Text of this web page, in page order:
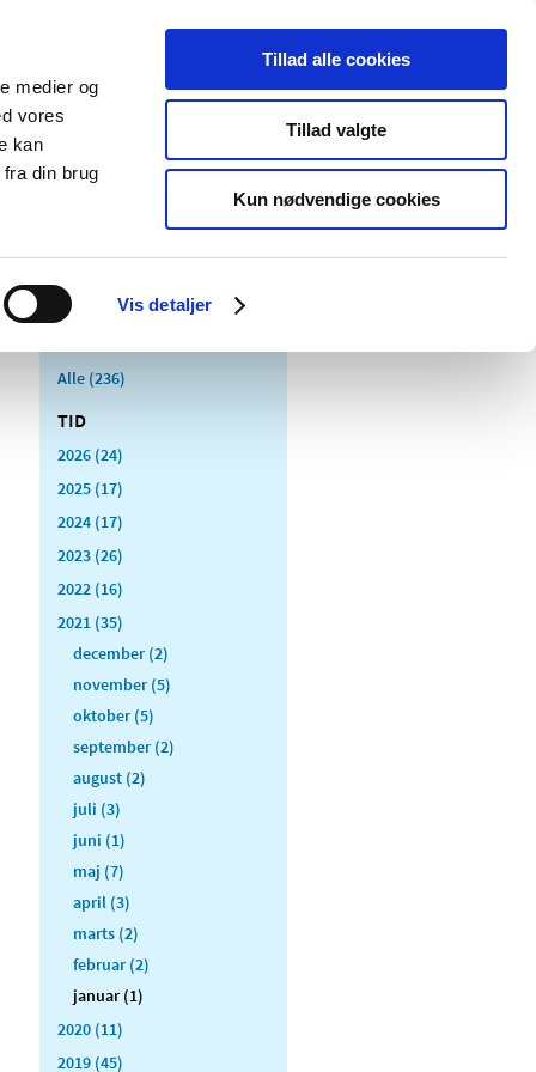
medier og
vores
kan
din brug
Vis detaljer
Tillad alle cookies
Tillad valgte
Kun nødvendige cookies
Særlige
produktområder
Alle (236)
TID
2026 (24)
2025 (17)
2024 (17)
2023 (26)
2022 (16)
2021 (35)
december (2)
november (5)
oktober (5)
september (2)
august (2)
juli (3)
juni (1)
maj (7)
april (3)
marts (2)
februar (2)
januar (1)
2020 (11)
2019 (45)